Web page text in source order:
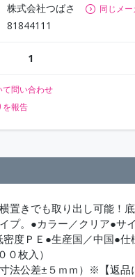
株式会社つばさ 同じメ
81844111
1
て問い合わせ
を報告
置きでも取り出し可能！
プ。●カラー／クリア●サ
度ＰＥ●生産国／中国●仕
枚入）
法公差±５ｍｍ）※【返品